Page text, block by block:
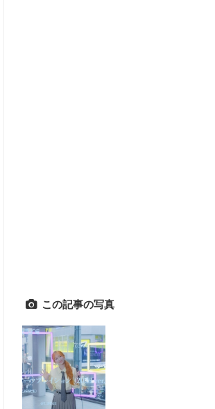
この記事の写真